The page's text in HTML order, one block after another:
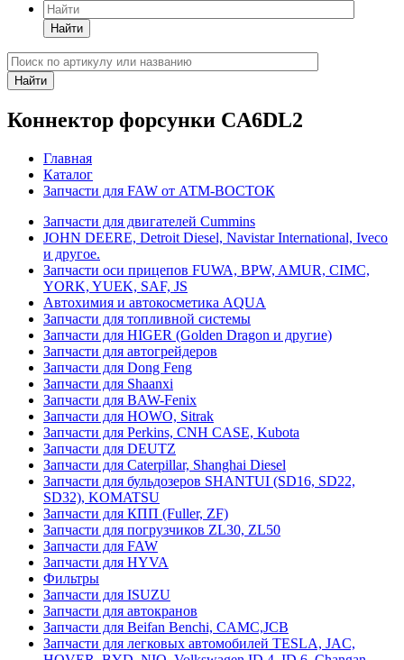
Найти
Найти
Коннектор форсунки CA6DL2
Главная
Каталог
Запчасти для FAW от АТМ-ВОСТОК
Запчасти для двигателей Cummins
JOHN DEERE, Detroit Diesel, Navistar International, Iveco
и другое.
Запчасти оси прицепов FUWA, BPW, AMUR, CIMC,
YORK, YUEK, SAF, JS
Автохимия и автокосметика AQUA
Запчасти для топливной системы
Запчасти для HIGER (Golden Dragon и другие)
Запчасти для автогрейдеров
Запчасти для Dong Feng
Запчасти для Shaanxi
Запчасти для BAW-Fenix
Запчасти для HOWO, Sitrak
Запчасти для Perkins, CNH CASE, Kubota
Запчасти для DEUTZ
Запчасти для Caterpillar, Shanghai Diesel
Запчасти для бульдозеров SHANTUI (SD16, SD22,
SD32), KOMATSU
Запчасти для КПП (Fuller, ZF)
Запчасти для погрузчиков ZL30, ZL50
Запчасти для FAW
Запчасти для HYVA
Фильтры
Запчасти для ISUZU
Запчасти для автокранов
Запчасти для Beifan Benchi, CAMC,JCB
Запчасти для легковых автомобилей TESLA, JAC,